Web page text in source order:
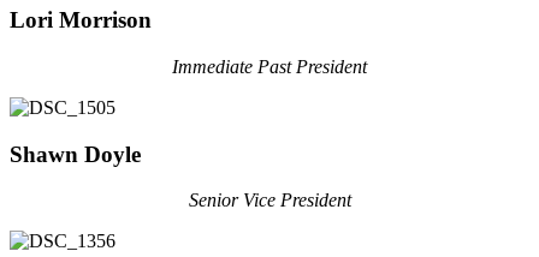
Lori Morrison
Immediate Past President
Shawn Doyle
Senior Vice President